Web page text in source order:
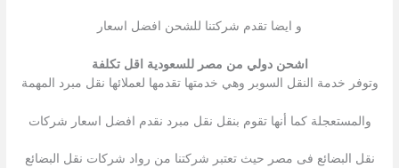
و ايضا تقدم شركتنا للشحن افضل اسعار
اشحن دولي من مصر للسعودية اقل تكلفة
وتوفر خدمة النقل السوبر وهي خدمتها تقدمها لعملائها نقل مبرد المهمة
والمستعجلة كما أنها تقوم بنقل نقل مبرد نقدم افضل اسعار شركات
نقل البضائع فى مصر حيث تعتبر شركتنا من رواد شركات نقل البضائع